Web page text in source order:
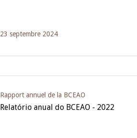
23 septembre 2024
Rapport annuel de la BCEAO
Relatório anual do BCEAO - 2022